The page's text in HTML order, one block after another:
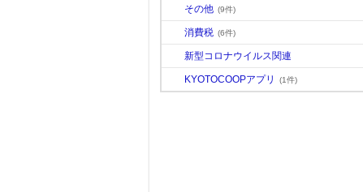
その他 (9件)
消費税 (6件)
新型コロナウイルス関連
KYOTOCOOPアプリ (1件)